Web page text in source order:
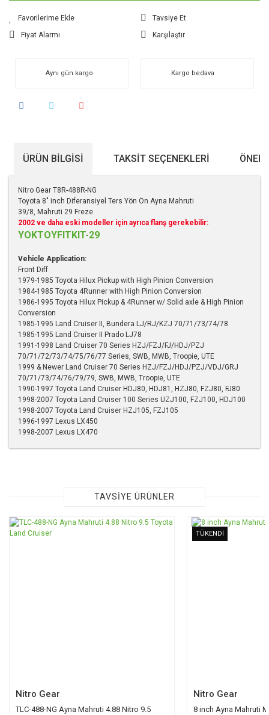
Tavsiye Et
Fiyat Alarmı
Karşılaştır
Aynı gün kargo Kargo bedava
ÜRÜN BILGISI TAKSIT SEÇENEKLERI
Nitro Gear T8R-488R-NG
Toyota 8" inch Diferansiyel Ters Yön Ön Ayna Mahruti
39/8, Mahruti 29 Freze
2002 ve daha eski modeller için ayrıca flanş gerekebilir:
YOKTOYFITKIT-29
Vehicle Application:
Front Diff
1979-1985 Toyota Hilux Pickup with High Pinion Conversion
1984-1985 Toyota 4Runner with High Pinion Conversion
1986-1995 Toyota Hilux Pickup & 4Runner w/ Solid axle & High Pinion
Conversion
1985-1995 Land Cruiser II, Bundera LJ/RJ/KZJ 70/71/73/74/78
1985-1995 Land Cruiser II Prado LJ78
1991-1998 Land Cruiser 70 Series HZJ/FZJ/FJ/HDJ/PZJ
70/71/72/73/74/75/76/77 Series, SWB, MWB, Troopie, UTE
1999 & Newer Land Cruiser 70 Series HZJ/FZJ/HDJ/PZJ/VDJ/GRJ
70/71/73/74/76/79/79, SWB, MWB, Troopie, UTE
1990-1997 Toyota Land Cruiser HDJ80, HDJ81, HZJ80, FZJ80, FJ80
1998-2007 Toyota Land Cruiser 100 Series UZJ100, FZJ100, HDJ100
1998-2007 Toyota Land Cruiser HZJ105, FZJ105
1996-1997 Lexus LX450
1998-2007 Lexus LX470
Görüş ve önerileriniz için teşekkür ederiz.
Ürün resmi kalitesiz, bozuk veya görüntülenemiyor.
TAVSİYE ÜRÜNLER
Nitro Gear
TLC-488-NG Ayna Mahruti 4.88 Nitro 9.5
TÜKENDİ
Nitro Gear
8 inch Ayna Mahruti